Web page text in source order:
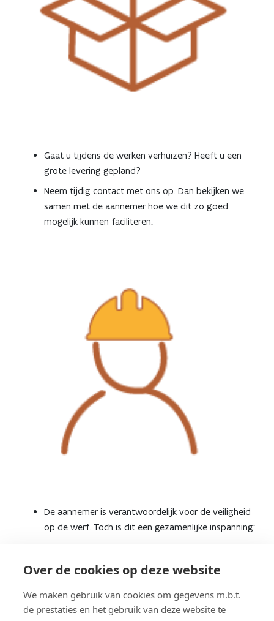
Over de cookies op deze website
We maken gebruik van cookies om gegevens m.b.t.
de prestaties en het gebruik van deze website te
Gaat u tijdens de werken verhuizen? Heeft u een
grote levering gepland?
Neem tijdig contact met ons op. Dan bekijken we
samen met de aannemer hoe we dit zo goed
mogelijk kunnen faciliteren.
De aannemer is verantwoordelijk voor de veiligheid
op de werf. Toch is dit een gezamenlijke inspanning:
maak oogcontact met de bestuurders als u
toch in de buurt komt.